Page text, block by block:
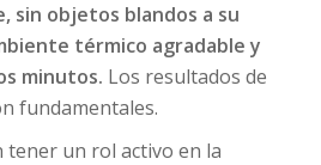
sin objetos blandos a su
térmico agradable y
minutos. Los resultados de
fundamentales.
tener un rol activo en la